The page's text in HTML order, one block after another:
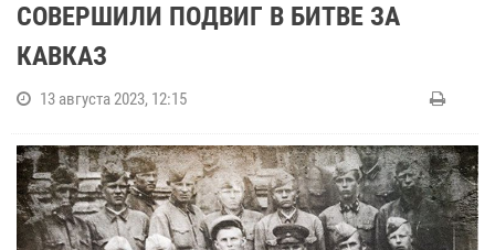
СОВЕРШИЛИ ПОДВИГ В БИТВЕ ЗА
КАВКАЗ
13 августа 2023, 12:15